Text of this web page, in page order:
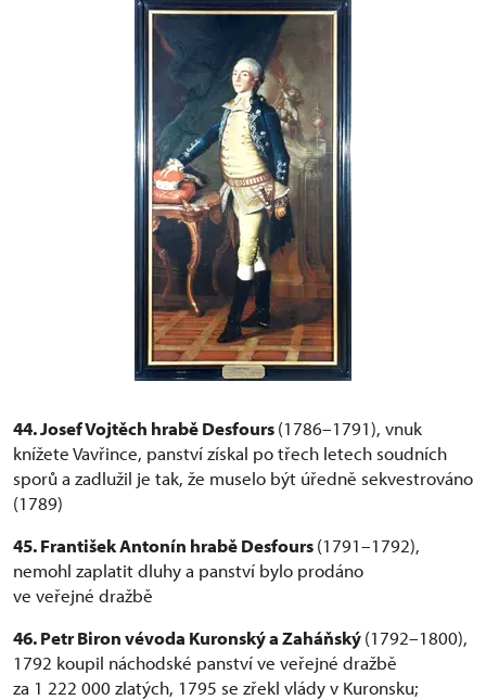
44. Josef Vojtěch hrabě Desfours(1786–1791), vnuk
knížete Vavřince, panství získal po třech letech soudních
sporů a zadlužil je tak, že muselo být úředně sekvestrováno
(1789)
45. František Antonín hrabě Desfours(1791–1792),
nemohl zaplatit dluhy a panství bylo prodáno
ve veřejné dražbě
46. Petr Biron vévoda Kuronský a Zaháňský(1792–1800),
1792 koupil náchodské panství ve veřejné dražbě
za 1 222 000 zlatých, 1795 se zřekl vlády v Kuronsku;